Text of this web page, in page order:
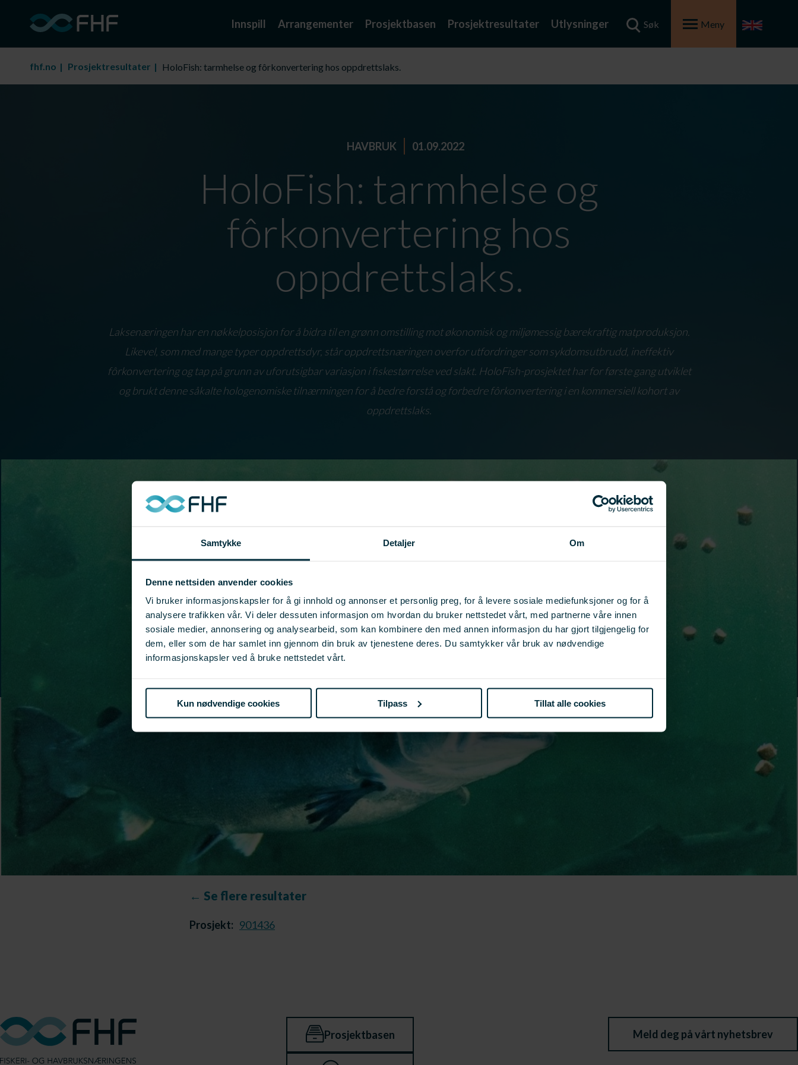
Samtykke Detaljer Om
Denne nettsiden anvender cookies
Vi bruker informasjonskapsler for å gi innhold og annonser et personlig preg, for å levere sosiale mediefunksjoner og for å
analysere trafikken vår. Vi deler dessuten informasjon om hvordan du bruker nettstedet vårt, med partnerne våre innen
sosiale medier, annonsering og analysearbeid, som kan kombinere den med annen informasjon du har gjort tilgjengelig for
dem, eller som de har samlet inn gjennom din bruk av tjenestene deres. Du samtykker vår bruk av nødvendige
informasjonskapsler ved å bruke nettstedet vårt.
Kun nødvendige cookies Tilpass Tillat alle cookies
Innspill Arrangementer Prosjektbasen Prosjektresultater Utlysninger Søk Meny
fhf.no Prosjektresultater HoloFish: tarmhelse og fôrkonvertering hos oppdrettslaks.
HAVBRUK 01.09.2022
HoloFish: tarmhelse og
fôrkonvertering hos
oppdrettslaks.
Laksenæringen har en nøkkelposisjon for å bidra til en grønn omstilling mot økonomisk og miljømessig bærekraftig matproduksjon.
Likevel, som med mange typer oppdrettsdyr, står oppdrettsnæringen overfor utfordringer som sykdomsutbrudd, ineffektiv
fôrkonvertering og tap på grunn av uforutsigbar variasjon i fiskestørrelse ved slakt. HoloFish-prosjektet har for første gang utviklet
og brukt denne såkalte hologenomiske tilnærmingen for å bedre forstå og forbedre fôrkonvertering i en kommersiell kohort av
oppdrettslaks.
← Se flere resultater
Prosjekt: 901436
Prosjektbasen Meld deg på vårt nyhetsbrev